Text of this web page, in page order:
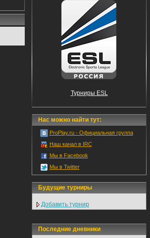
Турниры ESL
Нас можно найти тут:
ProPlay.ru - Официальная группа
Наш канал в IRC
Мы в Facebook
Мы в Twitter
Будущие турниры
Добавить турнир
Последние дневники